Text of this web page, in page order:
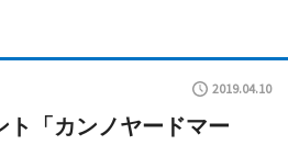
2019.04.10
ト「カンノヤードマー